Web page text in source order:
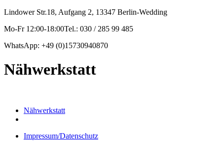
Lindower Str.18, Aufgang 2, 13347 Berlin-Wedding
Mo-Fr 12:00-18:00Tel.: 030 / 285 99 485
WhatsApp: +49 (0)15730940870
Nähwerkstatt
Nähwerkstatt
Impressum/Datenschutz